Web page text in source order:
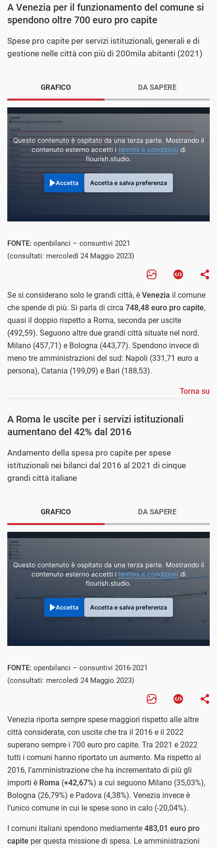
A Venezia per il funzionamento del comune si
spendono oltre 700 euro pro capite
Spese pro capite per servizi istituzionali, generali e di
gestione nelle città con più di 200mila abitanti (2021)
GRAFICO
Questo contenuto è ospitato da una terza parte. Mostrando il
contenuto esterno accetti itermini e condizioni di
flourish.studio.
Accetta Accetta e salva preferenza
DA SAPERE
FONTE: openbilanci – consuntivi 2021
(consultati: mercoledì 24 Maggio 2023)
Se si considerano solo le grandi città, è Venezia il comune
che spende di più. Si parla di circa 748,48 euro pro capite,
quasi il doppio rispetto a Roma, seconda per uscite
(492,59). Seguono altre due grandi città situate nel nord.
Milano (457,71) e Bologna (443,77). Spendono invece di
meno tre amministrazioni del sud: Napoli (331,71 euro a
persona), Catania (199,09) e Bari (188,53).
Torna su
A Roma le uscite per i servizi istituzionali
aumentano del 42% dal 2016
Andamento della spesa pro capite per spese
istituzionali nei bilanci dal 2016 al 2021 di cinque
grandi città italiane
GRAFICO
Questo contenuto è ospitato da una terza parte. Mostrando il
contenuto esterno accetti itermini e condizioni di
flourish.studio.
Accetta Accetta e salva preferenza
DA SAPERE
FONTE: openbilanci – consuntivi 2016-2021
(consultati: mercoledì 24 Maggio 2023)
Venezia riporta sempre spese maggiori rispetto alle altre
città considerate, con uscite che tra il 2016 e il 2022
superano sempre i 700 euro pro capite. Tra 2021 e 2022
tutti i comuni hanno riportato un aumento. Ma rispetto al
2016, l’amministrazione che ha incrementato di più gli
importi è Roma (+42,67%) a cui seguono Milano (35,03%),
Bologna (26,79%) e Padova (4,38%). Venezia invece è
l’unico comune in cui le spese sono in calo (-20,04%).
I comuni italiani spendono mediamente 483,01 euro pro
capite per questa missione di spesa. Le amministrazioni